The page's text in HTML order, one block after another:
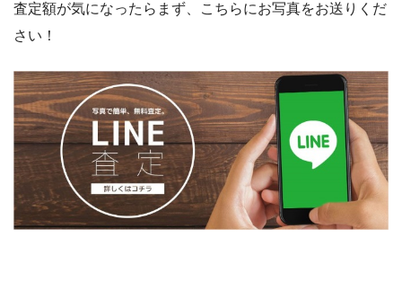
査定額が気になったらまず、こちらにお写真をお送りくだ
さい！